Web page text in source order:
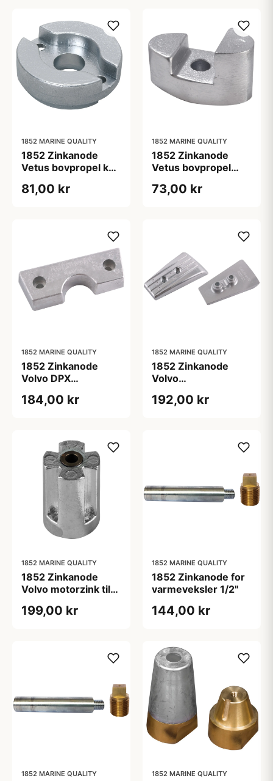
1852 MARINE QUALITY
1852 Zinkanode
Vetus bovpropel kgf
81,00 kr
1852 MARINE QUALITY
1852 Zinkanode
Vetus bovpropel
73,00 kr
1852 MARINE QUALITY
1852 Zinkanode
Volvo DPX
(872139)
184,00 kr
1852 MARINE QUALITY
1852 Zinkanode
Volvo
3588746
192,00 kr
1852 MARINE QUALITY
1852 Zinkanode
Volvo motorzink til
199,00 kr
1852 MARINE QUALITY
1852 Zinkanode for
varmeveksler 1/2"
144,00 kr
1852 MARINE QUALITY 1852 MARINE QUALITY